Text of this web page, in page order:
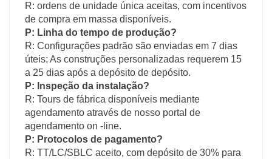
R: ordens de unidade única aceitas, com incentivos
de compra em massa disponíveis.
P: Linha do tempo de produção?
R: Configurações padrão são enviadas em 7 dias
úteis; As construções personalizadas requerem 15
a 25 dias após a depósito de depósito.
P: Inspeção da instalação?
R: Tours de fábrica disponíveis mediante
agendamento através de nosso portal de
agendamento on -line.
P: Protocolos de pagamento?
R: TT/LC/SBLC aceito, com depósito de 30% para